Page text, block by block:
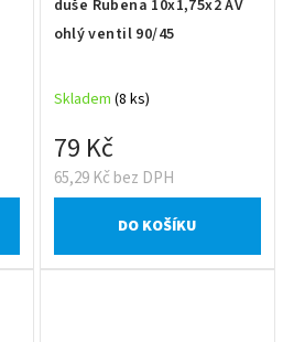
duše Rubena 10x1,75x2 AV
ohlý ventil 90/45
Skladem (8 ks)
65,29 Kč bez DPH
79 Kč
DO KOŠÍKU